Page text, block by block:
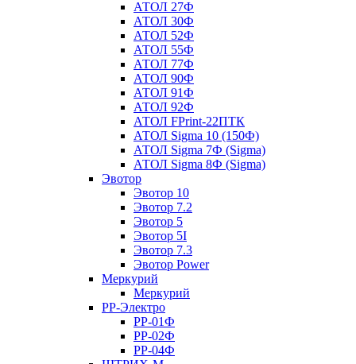
АТОЛ 27Ф
АТОЛ 30Ф
АТОЛ 52Ф
АТОЛ 55Ф
АТОЛ 77Ф
АТОЛ 90Ф
АТОЛ 91Ф
АТОЛ 92Ф
АТОЛ FPrint-22ПТК
АТОЛ Sigma 10 (150Ф)
АТОЛ Sigma 7Ф (Sigma)
АТОЛ Sigma 8Ф (Sigma)
Эвотор
Эвотор 10
Эвотор 7.2
Эвотор 5
Эвотор 5I
Эвотор 7.3
Эвотор Power
Меркурий
Меркурий
РР-Электро
РР-01Ф
РР-02Ф
РР-04Ф